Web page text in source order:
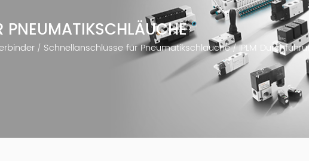
PNEUMATIKSCHLÄUCHE
/ Schnellanschlüsse für Pneumatikschläuche/IPLM